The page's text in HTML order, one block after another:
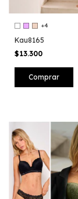
+4
Kau8165
$13.300
Comprar